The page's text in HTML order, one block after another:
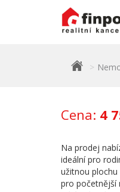
Cena: 4
Na prodej
ideální pro
užitnou
pro početnější